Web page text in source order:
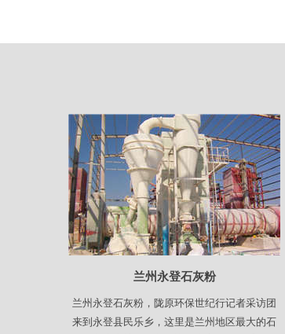
兰州永登石灰粉
兰州永登石灰粉，陇原环保世纪行记者采访团
来到永登县民乐乡，这里是兰州地区最大的石